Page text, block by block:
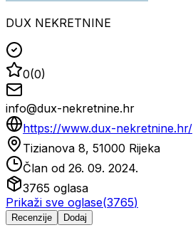
DUX NEKRETNINE
0(0)
info@dux-nekretnine.hr
https://www.dux-nekretnine.hr/
Tizianova 8, 51000 Rijeka
Član od 26. 09. 2024.
3765 oglasa
Prikaži sve oglase(3765)
Recenzije Dodaj